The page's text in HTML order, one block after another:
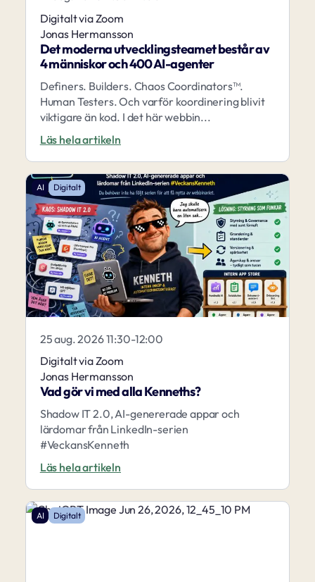
Det moderna utvecklingsteamet består av
4 människor och 400 AI-agenter
Definers. Builders. Chaos Coordinators™.
Human Testers. Och varför koordinering blivit
viktigare än kod. I det här webbin...
Läs hela artikeln
Digitalt via Zoom
Jonas Hermansson
Vad gör vi med alla Kenneths?
Shadow IT 2.0, AI-genererade appar och
lärdomar från LinkedIn-serien
#VeckansKenneth
Läs hela artikeln
25 aug. 2026 11:30-12:00
Digitalt via Zoom
AI Digitalt
Jonas Hermansson
AI Digitalt